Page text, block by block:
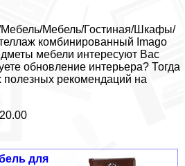
Мебель/Гостиная/Шкафы/
комбинированный Imago
мебели интересуют Вас
обновление интерьера? Тогда
рекомендаций на
для